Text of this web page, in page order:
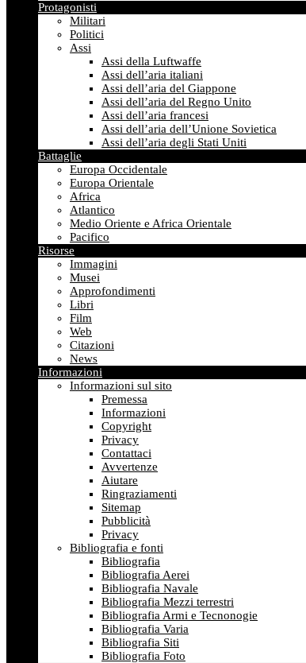
Protagonisti
Militari
Politici
Assi
Assi della Luftwaffe
Assi dell’aria italiani
Assi dell’aria del Giappone
Assi dell’aria del Regno Unito
Assi dell’aria francesi
Assi dell’aria dell’Unione Sovietica
Assi dell’aria degli Stati Uniti
Battaglie
Europa Occidentale
Europa Orientale
Africa
Atlantico
Medio Oriente e Africa Orientale
Pacifico
Risorse
Immagini
Musei
Approfondimenti
Libri
Film
Web
Citazioni
News
Informazioni
Informazioni sul sito
Premessa
Informazioni
Copyright
Privacy
Contattaci
Avvertenze
Aiutare
Ringraziamenti
Sitemap
Pubblicità
Privacy
Bibliografia e fonti
Bibliografia
Bibliografia Aerei
Bibliografia Navale
Bibliografia Mezzi terrestri
Bibliografia Armi e Tecnonogie
Bibliografia Varia
Bibliografia Siti
Bibliografia Foto